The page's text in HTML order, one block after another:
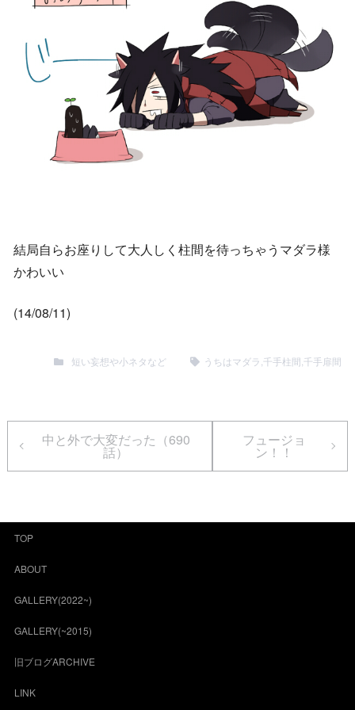
結局自らお座りして大人しく柱間を待っちゃうマダラ様
かわいい
(14/08/11)
短い妄想や小ネタなど うちはマダラ 千手柱間 千手扉間
中と外で大変だった（690
話）
フュージョ
ン！！
TOP
ABOUT
GALLERY(2022~)
GALLERY(~2015)
旧ブログARCHIVE
LINK